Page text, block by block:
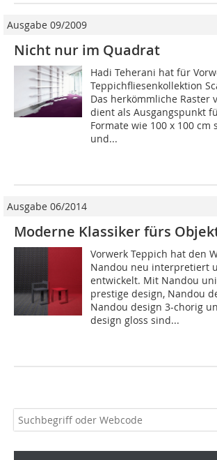
Ausgabe 09/2009
Nicht nur im Quadrat
Hadi Teherani hat für
Teppichfliesenkollektion
Das herkömmliche Raster
dient als Ausgangspunkt
Formate wie 100 x 100 cm
und...
Ausgabe 06/2014
Moderne Klassiker fürs
Vorwerk Teppich hat den
Nandou neu interpretiert
entwickelt. Mit Nandou
prestige design, Nandou
Nandou design 3-chorig
design gloss sind...